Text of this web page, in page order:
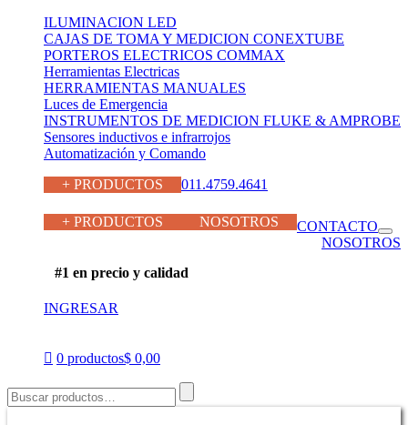
ILUMINACION LED
CAJAS DE TOMA Y MEDICION CONEXTUBE
PORTEROS ELECTRICOS COMMAX
Herramientas Electricas
HERRAMIENTAS MANUALES
Luces de Emergencia
INSTRUMENTOS DE MEDICION FLUKE & AMPROBE
Sensores inductivos e infrarrojos
Automatización y Comando
+ PRODUCTOS
011.4759.4641
+ PRODUCTOS
NOSOTROS
CONTACTO
NOSOTROS
#1 en precio y calidad
INGRESAR
0 productos$ 0,00
Buscar
por: